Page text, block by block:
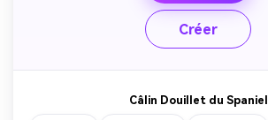
Créer
Câlin Douillet du Spaniel